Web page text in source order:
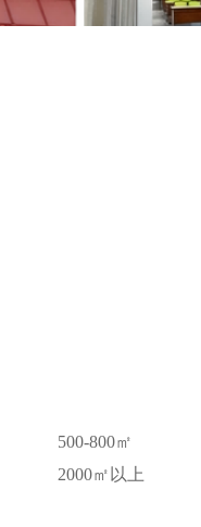
500-800㎡
2000㎡以上